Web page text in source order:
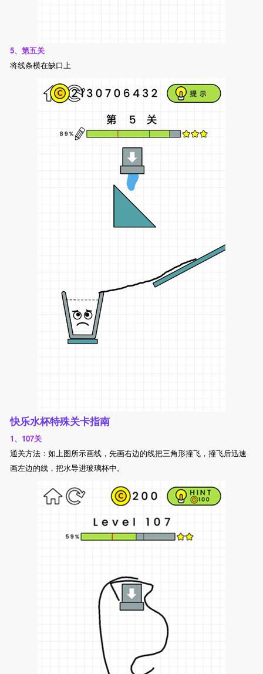
5、第五关
将线条横在缺口上
快乐水杯特殊关卡指南
1、107关
通关方法：如上图所示画线，先画右边的线把三角形撞飞，撞飞后迅速
画左边的线，把水导进玻璃杯中。